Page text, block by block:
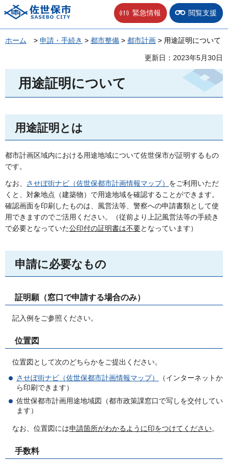
佐世保市 緊急情報 閲覧支援
ホーム > 申請・手続き > 都市整備 > 都市計画 > 用途証明について
更新日：2023年5月30日
用途証明について
用途証明とは
都市計画区域内における用途地域について佐世保市が証明するもの
です。
なお、 させぼ街ナビ（佐世保都市計画情報マップ） をご利用いただ
くと、対象地点（建築物）で用途地域を確認することができます。
確認画面を印刷したものは、風営法等、警察への申請書類として使
用できますのでご活用ください。（従前より上記風営法等の手続き
で必要となっていた公印付の証明書は不要となっています）
申請に必要なもの
証明願（窓口で申請する場合のみ）
記入例をご参照ください。
位置図
位置図として次のどちらかをご提出ください。
させぼ街ナビ（佐世保都市計画情報マップ）
（インターネットか
ら印刷できます）
佐世保都市計画用途地域図（都市政策課窓口で写しを交付してい
ます）
なお、位置図には申請箇所がわかるように印をつけてください。
手数料